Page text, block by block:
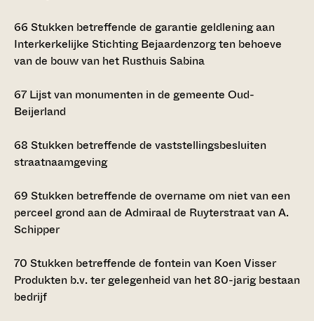
66 Stukken betreffende de garantie geldlening aan
Interkerkelijke Stichting Bejaardenzorg ten behoeve
van de bouw van het Rusthuis Sabina
67 Lijst van monumenten in de gemeente Oud-
Beijerland
68 Stukken betreffende de vaststellingsbesluiten
straatnaamgeving
69 Stukken betreffende de overname om niet van een
perceel grond aan de Admiraal de Ruyterstraat van A.
Schipper
70 Stukken betreffende de fontein van Koen Visser
Produkten b.v. ter gelegenheid van het 80-jarig bestaan
bedrijf